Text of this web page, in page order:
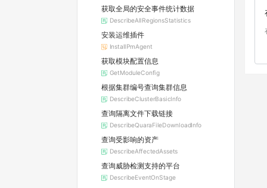
获取全局的安全事件统计数据
DescribeAllRegionsStatistics
安装运维插件
InstallPmAgent
获取模块配置信息
GetModuleConfig
根据集群编号查询集群信息
DescribeClusterBasicInfo
查询隔离文件下载链接
DescribeQuaraFileDownloadInfo
查询受影响的资产
DescribeAffectedAssets
查询威胁检测支持的平台
DescribeEventOnStage